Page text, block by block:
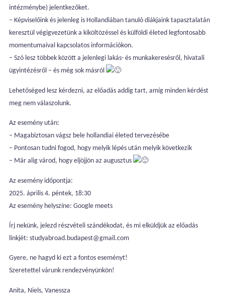
intézménybe) jelentkezőket.
– Képviselőink és jelenleg is Hollandiában tanuló diákjaink tapasztalatán
keresztül végigvezetünk a kiköltözéssel és külföldi életed legfontosabb
momentumaival kapcsolatos információkon.
– Szó lesz többek között a jelenlegi lakás- és munkakeresésről, hivatali
ügyintézésről – és még sok másról
Lehetőséged lesz kérdezni, az előadás addig tart, amíg minden kérdést
meg nem válaszolunk.
Az esemény után:
– Magabiztosan vágsz bele hollandiai életed tervezésébe
– Pontosan tudni fogod, hogy melyik lépés után melyik következik
– Már alig várod, hogy eljöjjön az augusztus
Az esemény időpontja:
2025. április 4. péntek, 18:30
Az esemény helyszíne: Google meets
Írj nekünk, jelezd részvételi szándékodat, és mi elküldjük az előadás
linkjét: studyabroad.budapest@gmail.com
Gyere, ne hagyd ki ezt a fontos eseményt!
Szeretettel várunk rendezvényünkön!
Anita, Niels, Vanessza